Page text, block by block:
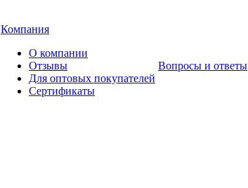
Компания
О компании
Отзывы
Для оптовых покупателей
Сертификаты
Вопросы и ответы